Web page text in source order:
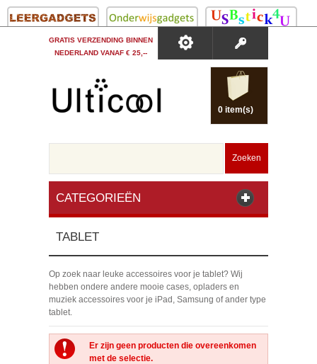
GRATIS VERZENDING BINNEN
NEDERLAND VANAF € 25,--
0 item(s)
Zoeken
CATEGORIEËN
TABLET
Op zoek naar leuke accessoires voor je tablet? Wij
hebben ondere andere mooie cases, opladers en
muziek accessoires voor je iPad, Samsung of ander type
tablet.
Er zijn geen producten die overeenkomen
met de selectie.